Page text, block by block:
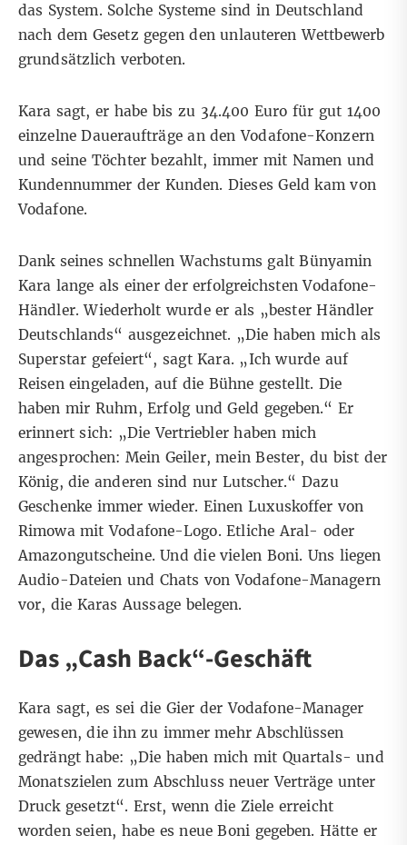
das System. Solche Systeme sind in Deutschland
nach dem Gesetz gegen den unlauteren Wettbewerb
grundsätzlich verboten.
Kara sagt, er habe bis zu 34.400 Euro für gut 1400
einzelne Dauer­auf­träge an den Vodafone-Konzern
und seine Töchter bezahlt, immer mit Namen und
Kunden­nummer der Kunden. Dieses Geld kam von
Vodafone.
Dank seines schnellen Wachstums galt Bünyamin
Kara lange als einer der erfolg­reichsten Vodafone-
Händler. Wiederholt wurde er als „bester Händler
Deutsch­lands“ ausge­zeichnet. „Die haben mich als
Superstar gefeiert“, sagt Kara. „Ich wurde auf
Reisen eingeladen, auf die Bühne gestellt. Die
haben mir Ruhm, Erfolg und Geld gegeben.“ Er
erinnert sich: „Die Vertriebler haben mich
angesprochen: Mein Geiler, mein Bester, du bist der
König, die anderen sind nur Lutscher.“ Dazu
Geschenke immer wieder. Einen Luxuskoffer von
Rimowa mit Vodafone-Logo. Etliche Aral- oder
Amazongutscheine. Und die vielen Boni. Uns liegen
Audio-Dateien und Chats von Vodafone-Managern
vor, die Karas Aussage belegen.
Das „Cash Back“-Geschäft
Kara sagt, es sei die Gier der Vodafone-Manager
gewesen, die ihn zu immer mehr Abschlüssen
gedrängt habe: „Die haben mich mit Quartals- und
Monatszielen zum Abschluss neuer Verträge unter
Druck gesetzt“. Erst, wenn die Ziele erreicht
worden seien, habe es neue Boni gegeben. Hätte er